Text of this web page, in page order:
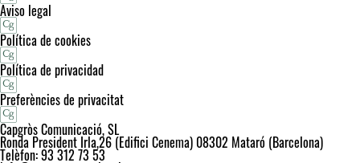
Aviso legal
Política de cookies
Política de privacidad
Preferències de privacitat
Capgròs Comunicació, SL
Ronda President Irla,26 (Edifici Cenema) 08302 Mataró (Barcelona)
Telèfon: 93 312 73 53